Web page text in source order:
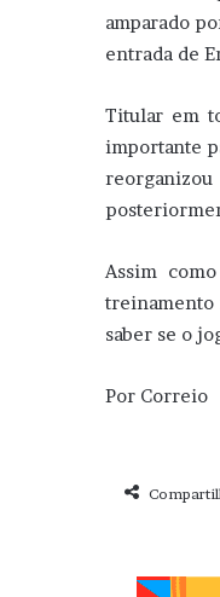
amparado
entrada de
Titular em
importante
Assim
treinamento
saber se o
Por Correio